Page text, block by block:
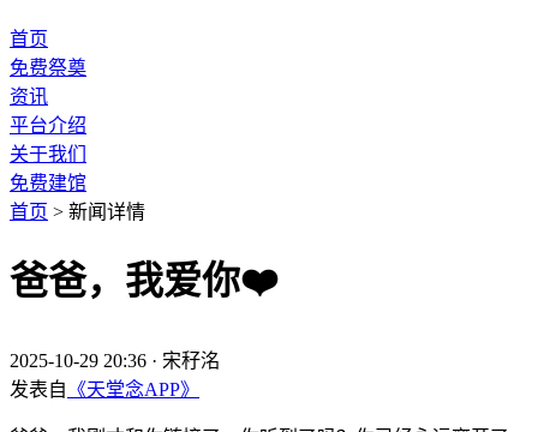
首页
免费祭奠
资讯
平台介绍
关于我们
免费建馆
首页 > 新闻详情
爸爸，我爱你❤️
2025-10-29 20:36 · 宋秄洺
发表自 《天堂念APP》